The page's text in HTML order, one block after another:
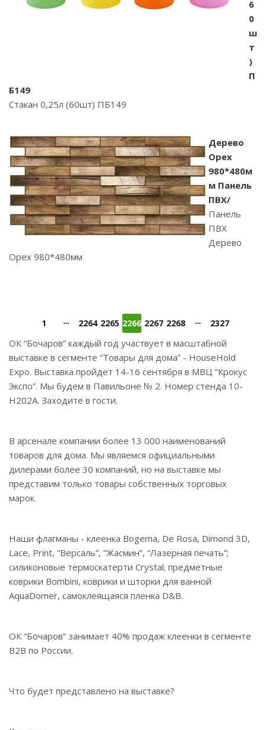
6
0
ш
т
)
П
Б149
Стакан 0,25л (60шт) ПБ149
Дерево
Орех
980*480м
м Панель
ПВХ/
Панель
ПВХ
Дерево
Орех 980*480мм
1 2264 2265 2266 2267 2268 2327
ОК “Бочаров” каждый год участвует в масштабной
выставке в сегменте “Товары для дома” - HouseHold
Expo. Выставка пройдет 14-16 сентября в МВЦ “Крокус
Экспо”. Мы будем в Павильоне № 2. Номер стенда 10-
Н202А. Заходите в гости.
В арсенале компании более 13 000 наименований
товаров для дома. Мы являемся официальными
дилерами более 30 компаний, но на выставке мы
представим только товары собственных торговых
марок.
Наши флагманы - клеенка Bogema, De Rosa, Dimond 3D,
Lace, Print, “Версаль”, “Жасмин”, “Лазерная печать”;
силиконовые термоскатерти Crystal; предметные
коврики Bombini, коврики и шторки для ванной
AquaDomer, самоклеящаяся пленка D&B.
ОК “Бочаров” занимает 40% продаж клеенки в сегменте
B2B по России.
Что будет представлено на выставке?